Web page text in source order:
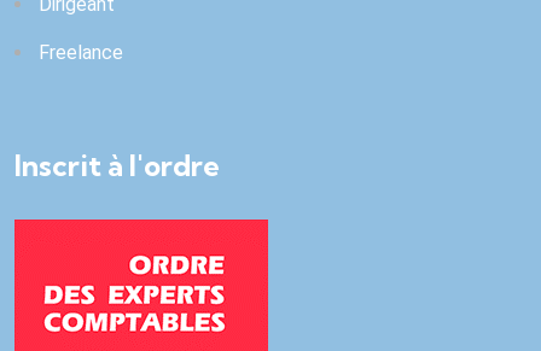
Freelance
Inscrit à l'ordre